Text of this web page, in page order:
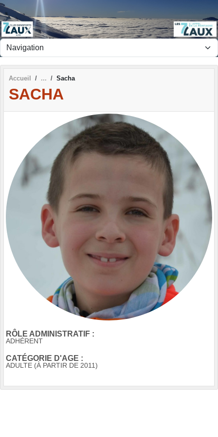
Accueil Sacha
SACHA
RÔLE ADMINISTRATIF :
ADHÉRENT
CATÉGORIE D'AGE :
ADULTE (À PARTIR DE 2011)
Panneau de gestion des cookies